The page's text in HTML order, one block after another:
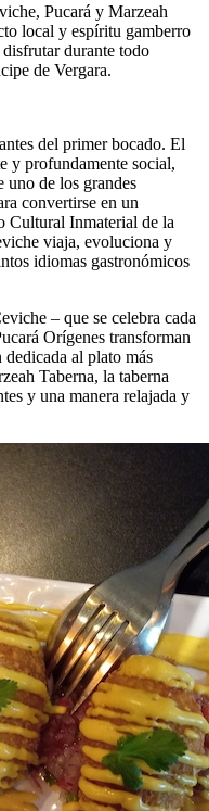
Pucará y Marzeah
local y espíritu gamberro
durante todo
de Vergara.
del primer bocado. El
y profundamente social,
uno de los grandes
convertirse en un
Cultural Inmaterial de la
viaja, evoluciona y
idiomas gastronómicos
– que se celebra cada
Orígenes transforman
al plato más
Taberna, la taberna
y una manera relajada y